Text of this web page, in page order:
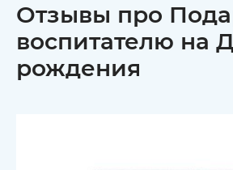
Отзывы про
воспитателю на
рождения